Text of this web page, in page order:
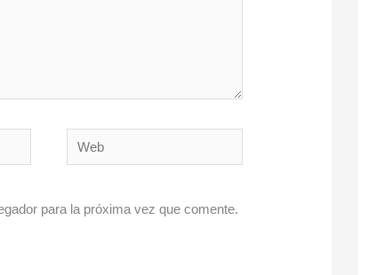
Web
para la próxima vez que comente.